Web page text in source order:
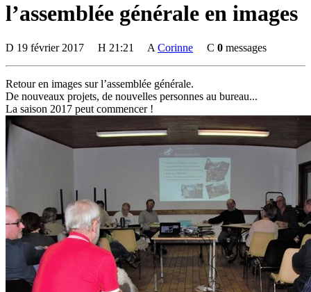
l’assemblée générale en images
D 19 février 2017 H 21:21 A Corinne C 0 messages
Retour en images sur l’assemblée générale.
De nouveaux projets, de nouvelles personnes au bureau...
La saison 2017 peut commencer !